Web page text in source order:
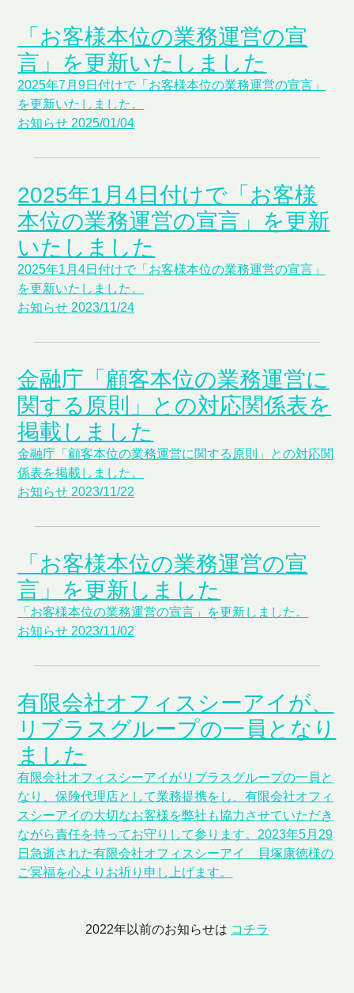
「お客様本位の業務運営の宣
言」を更新いたしました
2025年7月9日付けで「お客様本位の業務運営の宣言」
を更新いたしました。
お知らせ 2025/01/04
2025年1月4日付けで「お客様
本位の業務運営の宣言」を更新
いたしました
2025年1月4日付けで「お客様本位の業務運営の宣言」
を更新いたしました。
お知らせ 2023/11/24
金融庁「顧客本位の業務運営に
関する原則」との対応関係表を
掲載しました
金融庁「顧客本位の業務運営に関する原則」との対応関
係表を掲載しました。
お知らせ 2023/11/22
「お客様本位の業務運営の宣
言」を更新しました
「お客様本位の業務運営の宣言」を更新しました。
お知らせ 2023/11/02
有限会社オフィスシーアイが、
リブラスグループの一員となり
ました
有限会社オフィスシーアイがリブラスグループの一員と
なり、保険代理店として業務提携をし、有限会社オフィ
スシーアイの大切なお客様を弊社も協力させていただき
ながら責任を持ってお守りして参ります。2023年5月29
日急逝された有限会社オフィスシーアイ 貝塚康徳様の
ご冥福を心よりお祈り申し上げます。
2022年以前のお知らせは コチラ